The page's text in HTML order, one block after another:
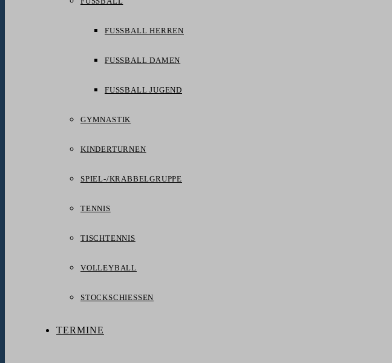
FUSSBALL HERREN
FUSSBALL DAMEN
FUSSBALL JUGEND
GYMNASTIK
KINDERTURNEN
SPIEL-/KRABBELGRUPPE
TENNIS
TISCHTENNIS
VOLLEYBALL
STOCKSCHIESSEN
TERMINE